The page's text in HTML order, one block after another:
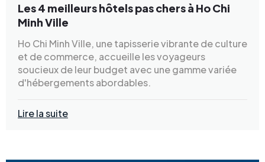
Les 4 meilleurs hôtels pas chers à Ho Chi
Minh Ville
Ho Chi Minh Ville, une tapisserie vibrante de culture
et de commerce, accueille les voyageurs
soucieux de leur budget avec une gamme variée
d'hébergements abordables.
Lire la suite